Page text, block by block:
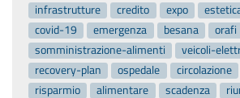
infrastrutture
credito expo
covid-19
emergenza besana
orafi
somministrazione-alimenti
veicoli-
recovery-plan
ospedale circolazione
risparmio
alimentare scadenza